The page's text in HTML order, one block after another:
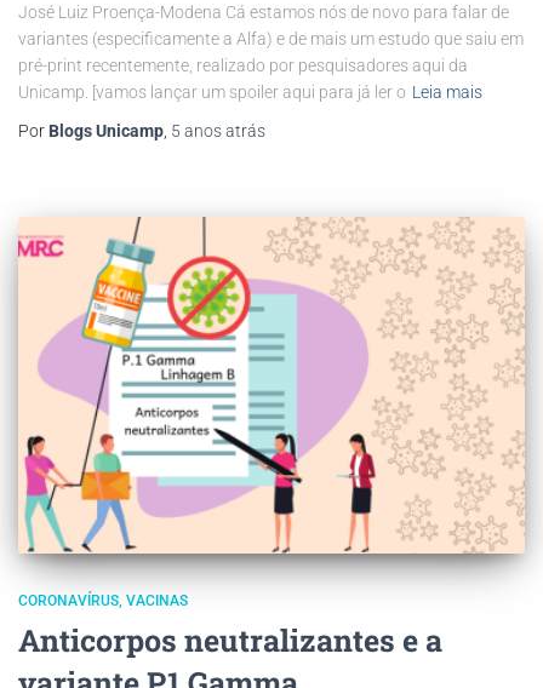
José Luiz Proença-Modena Cá estamos nós de novo para falar de
variantes (especificamente a Alfa) e de mais um estudo que saiu em
pré-print recentemente, realizado por pesquisadores aqui da
Unicamp. [vamos lançar um spoiler aqui para já ler o Leia mais
Por Blogs Unicamp 5 anosatrás
CORONAVÍRUS VACINAS
Anticorpos neutralizantes e a